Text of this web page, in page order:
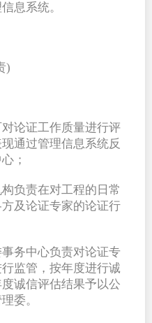
息系统。
)
对论证工作质量进行评
通过管理信息系统反
；
负责在对工程的日常
及论证专家的论证行
事务中心负责对论证专
监管，按年度进行诚
诚信评估结果予以公
委。